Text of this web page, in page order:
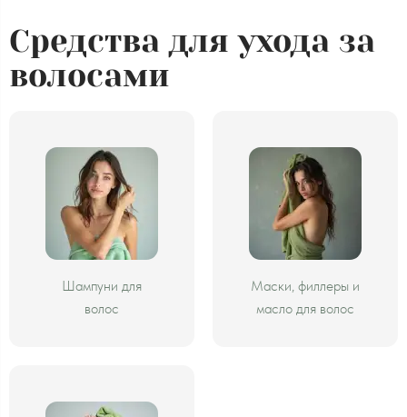
Средства для ухода за
волосами
Шампуни для
волос
Маски, филлеры и
масло для волос